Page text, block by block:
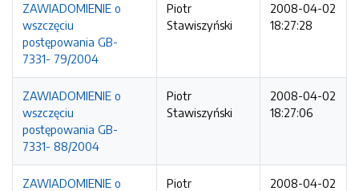
ZAWIADOMIENIE o
wszczęciu
postępowania GB-
7331- 79/2004
Piotr
Stawiszyński
2008-04-02
18:27:28
ZAWIADOMIENIE o
wszczęciu
postępowania GB-
7331- 88/2004
Piotr
Stawiszyński
2008-04-02
18:27:06
ZAWIADOMIENIE o
Piotr
2008-04-02